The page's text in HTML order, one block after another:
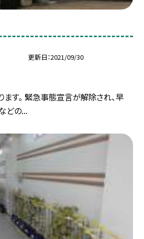
更新日 2021/09/30
す。 緊急事態宣言が解除され、早
どの...